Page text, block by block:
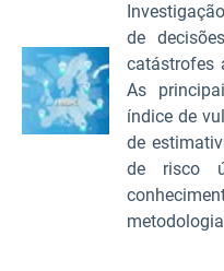
de
catástrofes
As
índice de
de
de risco